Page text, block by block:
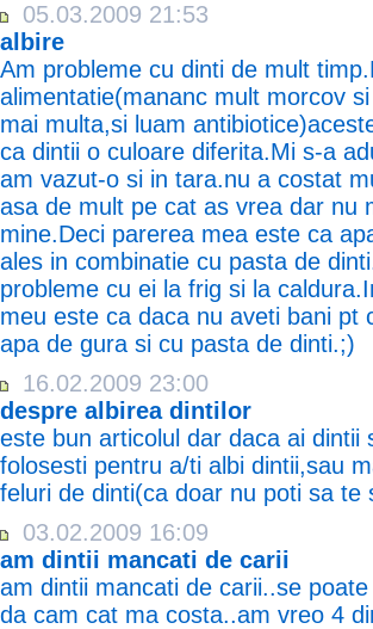
05.03.2009 21:53
albire
Am probleme cu dinti de mult
alimentatie(mananc mult morcov
mai multa,si luam
ca dintii o culoare diferita.Mi s-a
am vazut-o si in tara.nu a costat
asa de mult pe cat as vrea dar nu
mine.Deci parerea mea este ca
ales in combinatie cu pasta de
probleme cu ei la frig si la
meu este ca daca nu aveti bani pt
apa de gura si cu pasta de dinti.;)
16.02.2009 23:00
despre albirea dintilor
este bun articolul dar daca ai
folosesti pentru a/ti albi dintii,sau
feluri de dinti(ca doar nu poti sa te
03.02.2009 16:09
am dintii mancati de carii
am dintii mancati de carii..se
da cam cat ma costa..am vreo 4